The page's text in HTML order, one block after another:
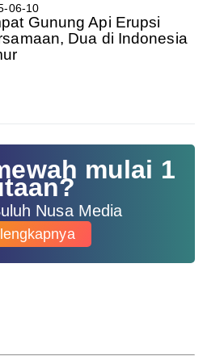
06-10
Gunung Api Erupsi
Dua di Indonesia
mulai 1
Nusa Media